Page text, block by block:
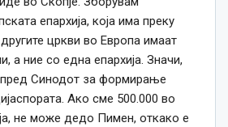
епархија, која има преку
цркви во Европа имаат
а ние со една епархија. Значи,
Синодот за формирање
Ако сме 500.000 во
не може дедо Пимен, откако е